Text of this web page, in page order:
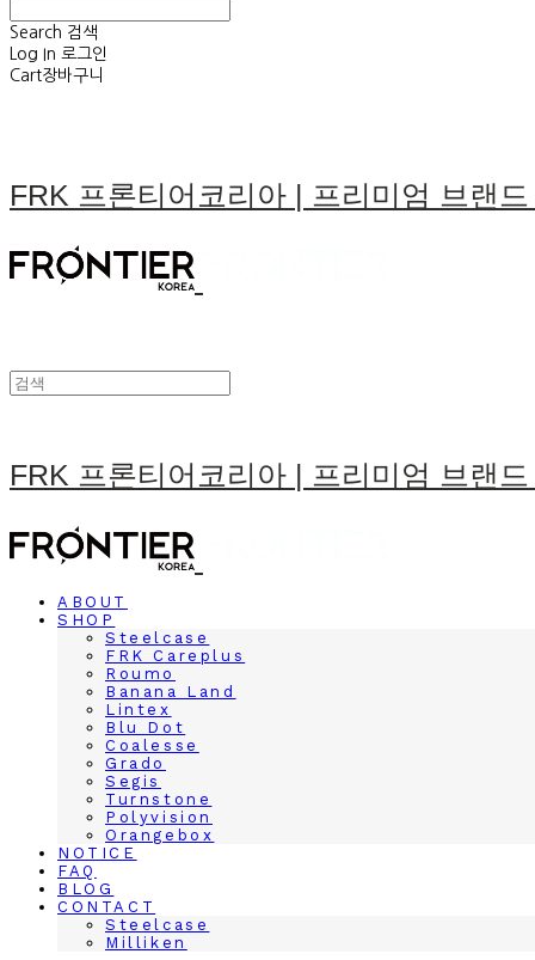
Search 검색
Log In 로그인
Cart장바구니
FRK 프론티어코리아 | 프리미엄 브랜
FRK 프론티어코리아 | 프리미엄 브랜
ABOUT
SHOP
Steelcase
FRK Careplus
Roumo
Banana Land
Lintex
Blu Dot
Coalesse
Grado
Segis
Turnstone
Polyvision
Orangebox
NOTICE
FAQ
BLOG
CONTACT
Steelcase
Milliken